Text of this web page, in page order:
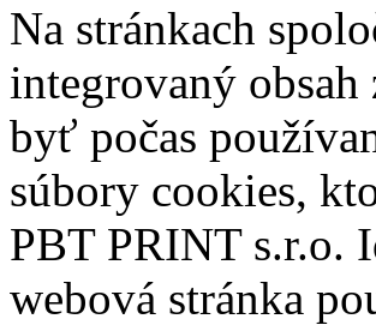
Na stránkach
integrovaný
byť počas
súbory cookies,
PBT PRINT s.r.o.
webová stránka